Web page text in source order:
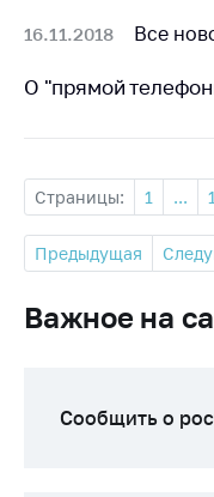
16.11.2018 Все
О "прямой
Страницы: 1 ...
Предыдущая
Важное на
Сообщить о